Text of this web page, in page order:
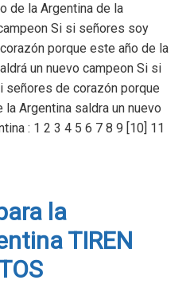
de la Argentina de la
Si si señores soy
porque este año de la
un nuevo campeon Si si
de corazón porque
Argentina saldra un nuevo
: 1 2 3 4 5 6 7 8 9 [10] 11
la
TIREN